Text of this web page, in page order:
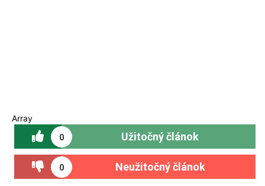
Array
0 Užitočný článok
0 Neužitočný článok